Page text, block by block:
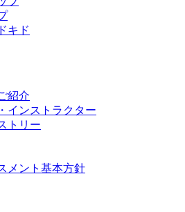
キド
紹介
インストラクター
トリー
メント基本方針